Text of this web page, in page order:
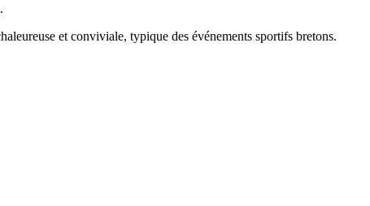
et conviviale, typique des événements sportifs bretons.